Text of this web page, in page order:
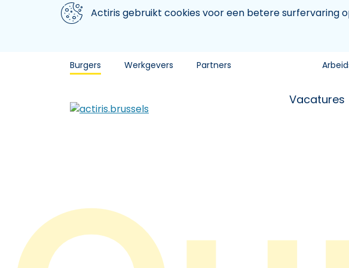
Aller au contenu principal
We gebruiken cookiesActiris gebruikt cookies voor een betere surfervaring
Burgers Werkgevers Partners
Vacatures